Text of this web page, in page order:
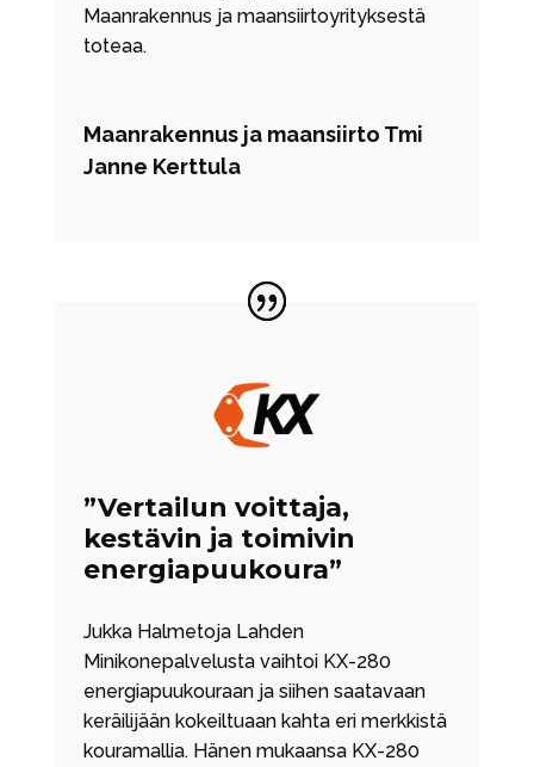
Maanrakennus ja maansiirtoyrityksestä
toteaa.
Maanrakennus ja maansiirto Tmi
Janne Kerttula
”Vertailun voittaja,
kestävin ja toimivin
energiapuukoura”
Jukka Halmetoja Lahden
Minikonepalvelusta vaihtoi KX-280
energiapuukouraan ja siihen saatavaan
keräilijään kokeiltuaan kahta eri merkkistä
kouramallia. Hänen mukaansa KX-280